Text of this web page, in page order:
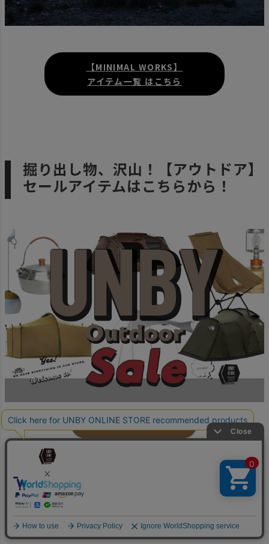
【MINIMAL WORKS】
アイテム一覧 はこちら
掘り出し物、沢山！【アウトドア】
セールアイテムはこちらから！
アウトドアはファミリー用テントからソロ用テント、フィー
ルドギアまで、キャンプデビューや、買い替えをご検討の方に
もおすすめの内容です！
お見逃しなく！！